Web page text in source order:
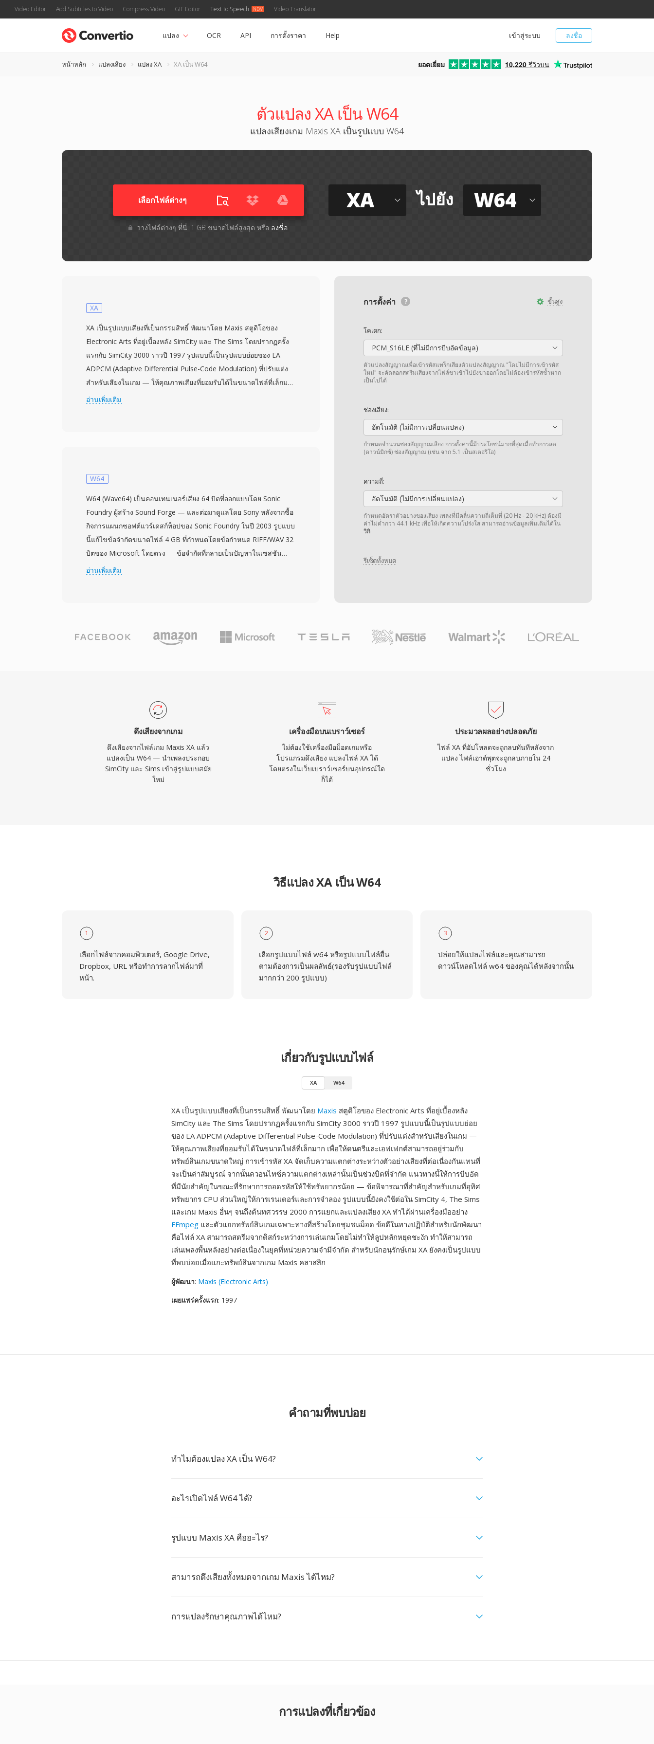
Video Editor Add Subtitles to Video Compress Video GIF Editor Text to Speech Video Translator
ลงชื่อ
เข้าสู่ระบบ
แปลง OCR API การตั้งราคา Help
หน้าหลัก แปลงเสียง แปลง XA XA เป็น W64 ยอดเยี่ยม 10,220 รีวิวบน
ตัวแปลง XA เป็น W64
แปลงเสียงเกม Maxis XA เป็นรูปแบบ W64
เลือกไฟล์ต่างๆ​
วางไฟล์ต่างๆ​ ที่นี่. 1 GB ขนาดไฟล์สูงสุด หรือ ลงชื่อ
XA ไปยัง W64
ขั้นสูง
การตั้งค่า
โคเดก:
PCM_S16LE (ที่ไม่มีการบีบอัดข้อมูล)
ตัวแปลงสัญญาณเพื่อเข้ารหัสแทร็กเสียงตัวแปลงสัญญาณ "โดยไม่มีการเข้ารหัส
ใหม่" จะคัดลอกสตรีมเสียงจากไฟล์ขาเข้าไปยังขาออกโดยไม่ต้องเข้ารหัสซ้ำหาก
เป็นไปได้
ช่องเสียง:
อัตโนมัติ (ไม่มีการเปลี่ยนแปลง)
กำหนดจำนวนช่องสัญญาณเสียง การตั้งค่านี้มีประโยชน์มากที่สุดเมื่อทำการลด
(ดาวน์มิกซ์) ช่องสัญญาณ (เช่น จาก 5.1 เป็นสเตอริโอ)
ความถี่:
อัตโนมัติ (ไม่มีการเปลี่ยนแปลง)
กำหนดอัตราตัวอย่างของเสียง เพลงที่มีคลื่นความถี่เต็มที่ (20 Hz - 20 kHz) ต้องมี
ค่าไม่ต่ำกว่า 44.1 kHz เพื่อให้เกิดความโปร่งใส สามารถอ่านข้อมูลเพิ่มเติมได้ใน
วิกิ
รีเซ็ตทั้งหมด
XA
XA เป็นรูปแบบเสียงที่เป็นกรรมสิทธิ์ พัฒนาโดย Maxis สตูดิโอของ
Electronic Arts ที่อยู่เบื้องหลัง SimCity และ The Sims โดยปรากฏครั้ง
แรกกับ SimCity 3000 ราวปี 1997 รูปแบบนี้เป็นรูปแบบย่อยของ EA
ADPCM (Adaptive Differential Pulse-Code Modulation) ที่ปรับแต่ง
สำหรับเสียงในเกม — ให้คุณภาพเสียงที่ยอมรับได้ในขนาดไฟล์ที่เล็กมาก
เพื่อให้ดนตรีและเอฟเฟกต์สามารถอยู่ร่วมกับทรัพย์สินเกมขนาดใหญ่
ใช้ต่อใน SimCity 4, The Sims และเกม Maxis อื่นๆ จนถึงต้นทศวรรษ
ตัวแยกทรัพย์สินเกมเฉพาะทางที่สร้างโดยชุมชนม็อด ข้อดีในทางปฏิบัติ
สำหรับนักพัฒนาคือไฟล์ XA สามารถสตรีมจากดิสก์ระหว่างการเล่นเกม
โดยไม่ทำให้ลูปหลักหยุดชะงัก ทำให้สามารถเล่นเพลงพื้นหลังอย่างต่อ
แบบที่พบบ่อยเมื่อแกะทรัพย์สินจากเกม Maxis คลาสสิก
อ่านเพิ่มเติม
W64
W64 (Wave64) เป็นคอนเทนเนอร์เสียง 64 บิตที่ออกแบบโดย Sonic
Foundry ผู้สร้าง Sound Forge — และต่อมาดูแลโดย Sony หลังจากซื้อ
กิจการแผนกซอฟต์แวร์เดสก์ท็อปของ Sonic Foundry ในปี 2003 รูปแบบ
นี้แก้ไขข้อจำกัดขนาดไฟล์ 4 GB ที่กำหนดโดยข้อกำหนด RIFF/WAV 32
บิตของ Microsoft โดยตรง — ข้อจำกัดที่กลายเป็นปัญหาในเซสชัน
บันทึกยาว การจับเสียงหลายช่อง หรือการผลิตที่อัตราสุ่มตัวอย่างสูง W64
สัญญาณที่หลากหลาย ทำให้เหมาะสำหรับการทำเพลงประกอบ
ภาพยนตร์ การบันทึกคอนเสิร์ตสด และการเก็บข้อมูลเชิงวิทยาศาสตร์
ประจำ W64 มอบความน่าเชื่อถือและความเรียบง่ายของ WAV โดยไม่มี
ข้อจำกัดด้านขนาดที่น่าหงุดหงิด
อ่านเพิ่มเติม
ดึงเสียงจากเกม
ดึงเสียงจากไฟล์เกม Maxis XA แล้ว
แปลงเป็น W64 — นำเพลงประกอบ
SimCity และ Sims เข้าสู่รูปแบบสมัย
ใหม่
เครื่องมือบนเบราว์เซอร์
ไม่ต้องใช้เครื่องมือม็อดเกมหรือ
โปรแกรมดึงเสียง แปลงไฟล์ XA ได้
โดยตรงในเว็บเบราว์เซอร์บนอุปกรณ์ใด
ก็ได้
ประมวลผลอย่างปลอดภัย
ไฟล์ XA ที่อัปโหลดจะถูกลบทันทีหลังจาก
แปลง ไฟล์เอาต์พุตจะถูกลบภายใน 24
ชั่วโมง
วิธีแปลง XA เป็น W64
1
เลือกไฟล์จากคอมพิวเตอร์, Google Drive,
Dropbox, URL หรือทำการลากไฟล์มาที่
หน้า.
2
เลือกรูปแบบไฟล์ w64 หรือรูปแบบไฟล์อื่น
ตามต้องการเป็นผลลัพธ์(รองรับรูปแบบไฟล์
มากกว่า 200 รูปแบบ)
3
ปล่อยให้แปลงไฟล์และคุณสามารถ
ดาวน์โหลดไฟล์ w64 ของคุณได้หลังจากนั้น
เกี่ยวกับรูปแบบไฟล์
XA W64
XA เป็นรูปแบบเสียงที่เป็นกรรมสิทธิ์ พัฒนาโดย Maxis สตูดิโอของ Electronic Arts ที่อยู่เบื้องหลัง
SimCity และ The Sims โดยปรากฏครั้งแรกกับ SimCity 3000 ราวปี 1997 รูปแบบนี้เป็นรูปแบบย่อย
ของ EA ADPCM (Adaptive Differential Pulse-Code Modulation) ที่ปรับแต่งสำหรับเสียงในเกม —
ให้คุณภาพเสียงที่ยอมรับได้ในขนาดไฟล์ที่เล็กมาก เพื่อให้ดนตรีและเอฟเฟกต์สามารถอยู่ร่วมกับ
ทรัพย์สินเกมขนาดใหญ่ การเข้ารหัส XA จัดเก็บความแตกต่างระหว่างตัวอย่างเสียงที่ต่อเนื่องกันแทนที่
จะเป็นค่าสัมบูรณ์ จากนั้นควอนไทซ์ความแตกต่างเหล่านั้นเป็นช่วงบิตที่จำกัด แนวทางนี้ให้การบีบอัด
ที่มีนัยสำคัญในขณะที่รักษาการถอดรหัสให้ใช้ทรัพยากรน้อย — ข้อพิจารณาที่สำคัญสำหรับเกมที่อุทิศ
ทรัพยากร CPU ส่วนใหญ่ให้การเรนเดอร์และการจำลอง รูปแบบนี้ยังคงใช้ต่อใน SimCity 4, The Sims
และเกม Maxis อื่นๆ จนถึงต้นทศวรรษ 2000 การแยกและแปลงเสียง XA ทำได้ผ่านเครื่องมืออย่าง
FFmpeg และตัวแยกทรัพย์สินเกมเฉพาะทางที่สร้างโดยชุมชนม็อด ข้อดีในทางปฏิบัติสำหรับนักพัฒนา
คือไฟล์ XA สามารถสตรีมจากดิสก์ระหว่างการเล่นเกมโดยไม่ทำให้ลูปหลักหยุดชะงัก ทำให้สามารถ
เล่นเพลงพื้นหลังอย่างต่อเนื่องในยุคที่หน่วยความจำมีจำกัด สำหรับนักอนุรักษ์เกม XA ยังคงเป็นรูปแบบ
ที่พบบ่อยเมื่อแกะทรัพย์สินจากเกม Maxis คลาสสิก
ผู้พัฒนา: Maxis (Electronic Arts)
เผยแพร่ครั้งแรก: 1997
คำถามที่พบบ่อย
ทำไมต้องแปลง XA เป็น W64?
อะไรเปิดไฟล์ W64 ได้?
รูปแบบ Maxis XA คืออะไร?
สามารถดึงเสียงทั้งหมดจากเกม Maxis ได้ไหม?
การแปลงรักษาคุณภาพได้ไหม?
การแปลงที่เกี่ยวข้อง